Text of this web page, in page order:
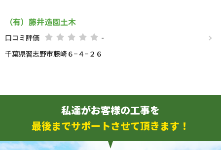
（有）藤井造園土木
口コミ評価
-
千葉県習志野市藤崎６−４−２６
私達がお客様の工事を
最後までサポートさせて頂きます！